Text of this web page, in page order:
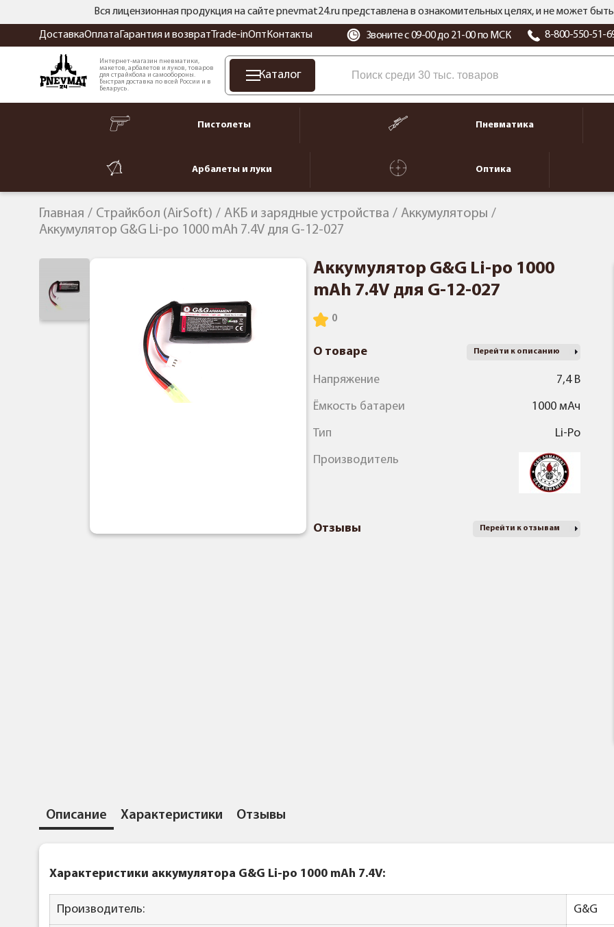
Вся лицензионная продукция на сайте pnevmat24.ru представлена в ознакомительных целях, и не может
ДоставкаОплата Гарантия и возврат Trade-inОпт Контакты Звоните с 09-00 до 21-00 по МСК 8-800-550-51-
Интернет-магазин пневматики,
макетов, арбалетов и луков, товаров
для страйкбола и самообороны.
Быстрая доставка по всей России и в
Беларусь.
Каталог
Пистолеты Пневматика
Арбалеты и луки Оптика
Главная Страйкбол (AirSoft) АКБ и зарядные устройства
Аккумуляторы
Аккумулятор G&G Li-po 1000 mAh 7.4V для G-12-027
Аккумулятор G&G Li-po 1000
mAh 7.4V для G-12-027
О товаре Перейти к описанию
Напряжение 7,4 В
Ёмкость батареи 1000 мАч
Тип Li-Po
Производитель
Отзывы Перейти к отзывам
Описание Характеристики Отзывы
Характеристики аккумулятора G&G Li-po 1000 mAh 7.4V:
Производитель: G&G